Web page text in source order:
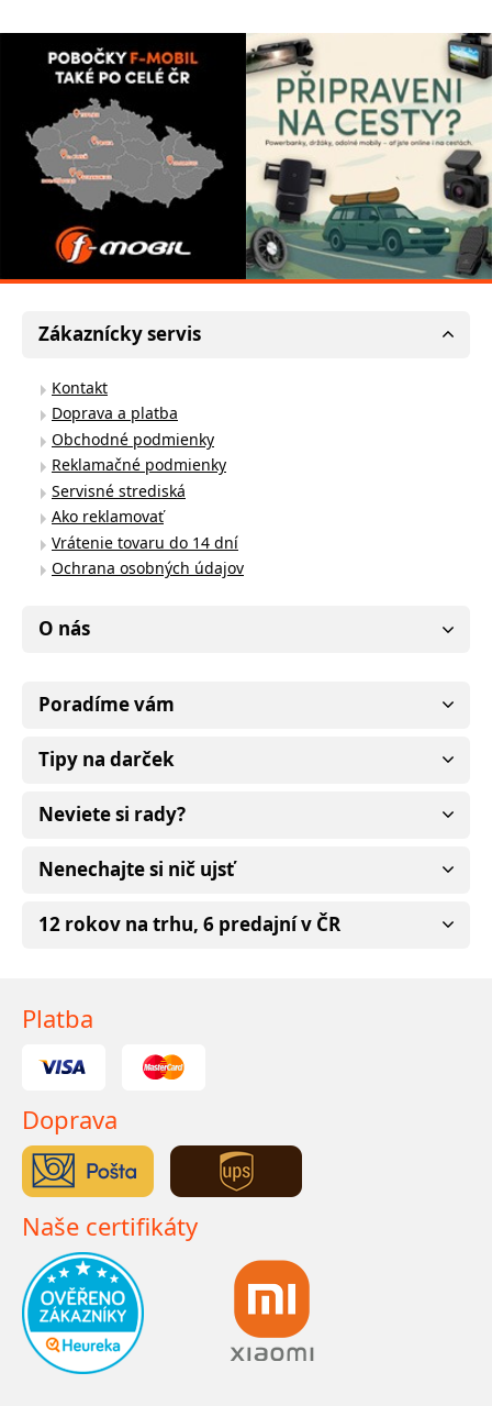
Zákaznícky servis
Kontakt
Doprava a platba
Obchodné podmienky
Reklamačné podmienky
Servisné strediská
Ako reklamovať
Vrátenie tovaru do 14 dní
Ochrana osobných údajov
O nás
Poradíme vám
Tipy na darček
Neviete si rady?
Nenechajte si nič ujsť
12 rokov na trhu, 6 predajní v ČR
Platba
Doprava
Naše certifikáty